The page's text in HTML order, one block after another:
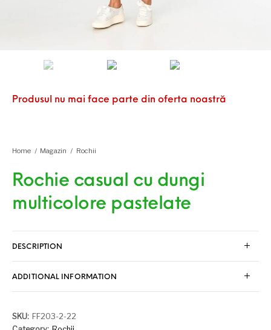
Home / Magazin / Rochii
Rochie casual cu dungi
multicolore pastelate
Produsul nu mai face parte din oferta noastră
DESCRIPTION
ADDITIONAL INFORMATION
SKU: FF203-2-22